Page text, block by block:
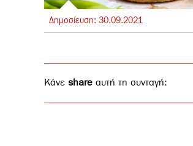
Δημοσίευση: 30.09.2021
Κάνε share αυτή τη συνταγή: